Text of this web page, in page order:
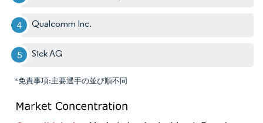
Qualcomm Inc.
Sick AG
*免責事項:主要選手の並び順不同